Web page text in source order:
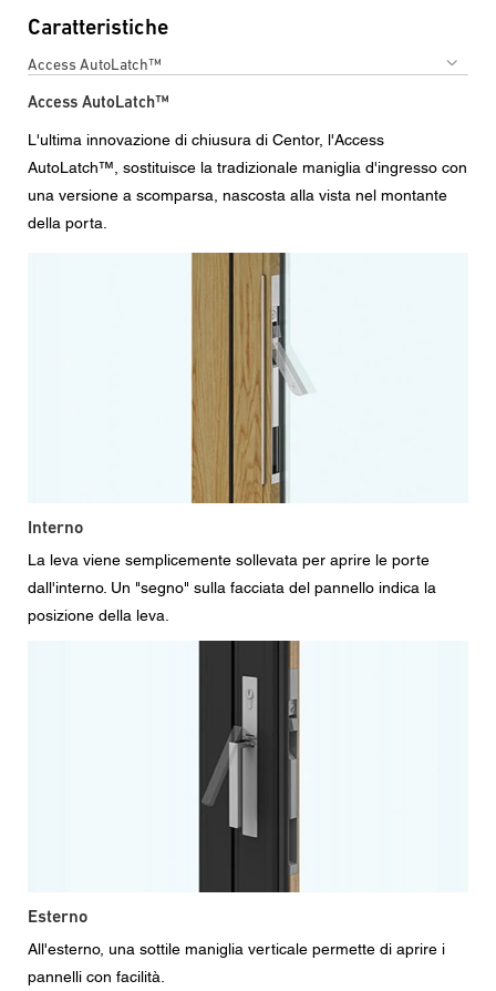
Caratteristiche
Access AutoLatch™
Access AutoLatch™
L'ultima innovazione di chiusura di Centor, l'Access
AutoLatch™, sostituisce la tradizionale maniglia d'ingresso con
una versione a scomparsa, nascosta alla vista nel montante
della porta.
Interno
La leva viene semplicemente sollevata per aprire le porte
dall'interno. Un "segno" sulla facciata del pannello indica la
posizione della leva.
Esterno
All'esterno, una sottile maniglia verticale permette di aprire i
pannelli con facilità.